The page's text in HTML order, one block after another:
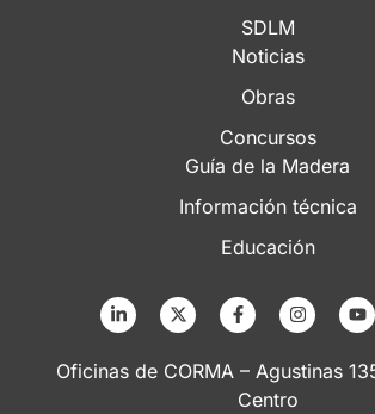
SDLM
Noticias
Obras
Concursos
Guía de la Madera
Información técnica
Educación
Oficinas de CORMA – Agustinas
Centro